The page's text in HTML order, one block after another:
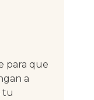
para que
a
tu